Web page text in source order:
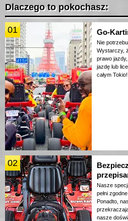
Dlaczego to pokochasz:
01 Go-
Nie
Wystarczy,
prawo
jazdę lub
całym Tokio!
02
Nasze
pełni
Ponadto,
nasze